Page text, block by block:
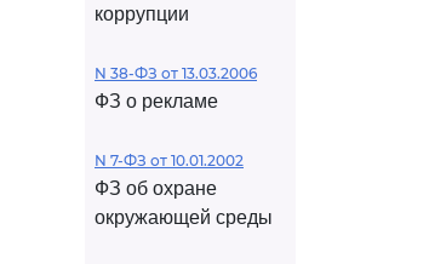
коррупции
N 38-ФЗ от 13.03.2006
ФЗ о рекламе
N 7-ФЗ от 10.01.2002
ФЗ об охране
окружающей среды